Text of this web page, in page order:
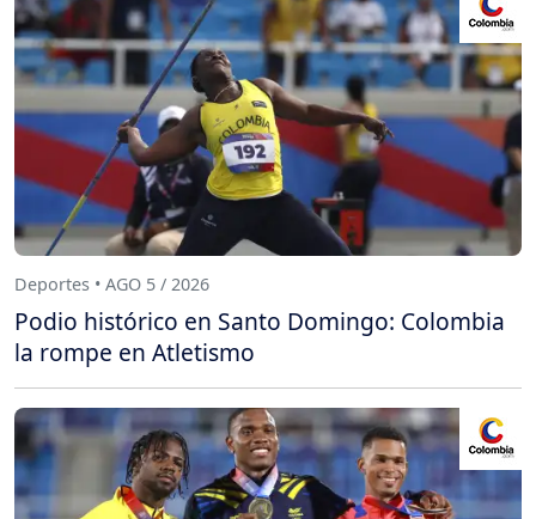
Deportes • AGO 5 / 2026
Podio histórico en Santo Domingo: Colombia
la rompe en Atletismo